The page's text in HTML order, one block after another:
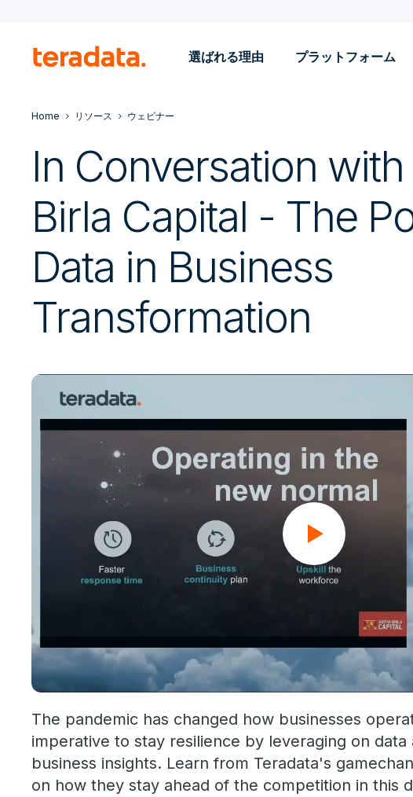
選ばれる理由 プラットフォーム
Home リソース ウェビナー
In Conversation
Birla Capital - The
Data in Business
Transformation
The pandemic has changed how businesses
imperative to stay resilience by leveraging on data
business insights. Learn from Teradata's
on how they stay ahead of the competition in this